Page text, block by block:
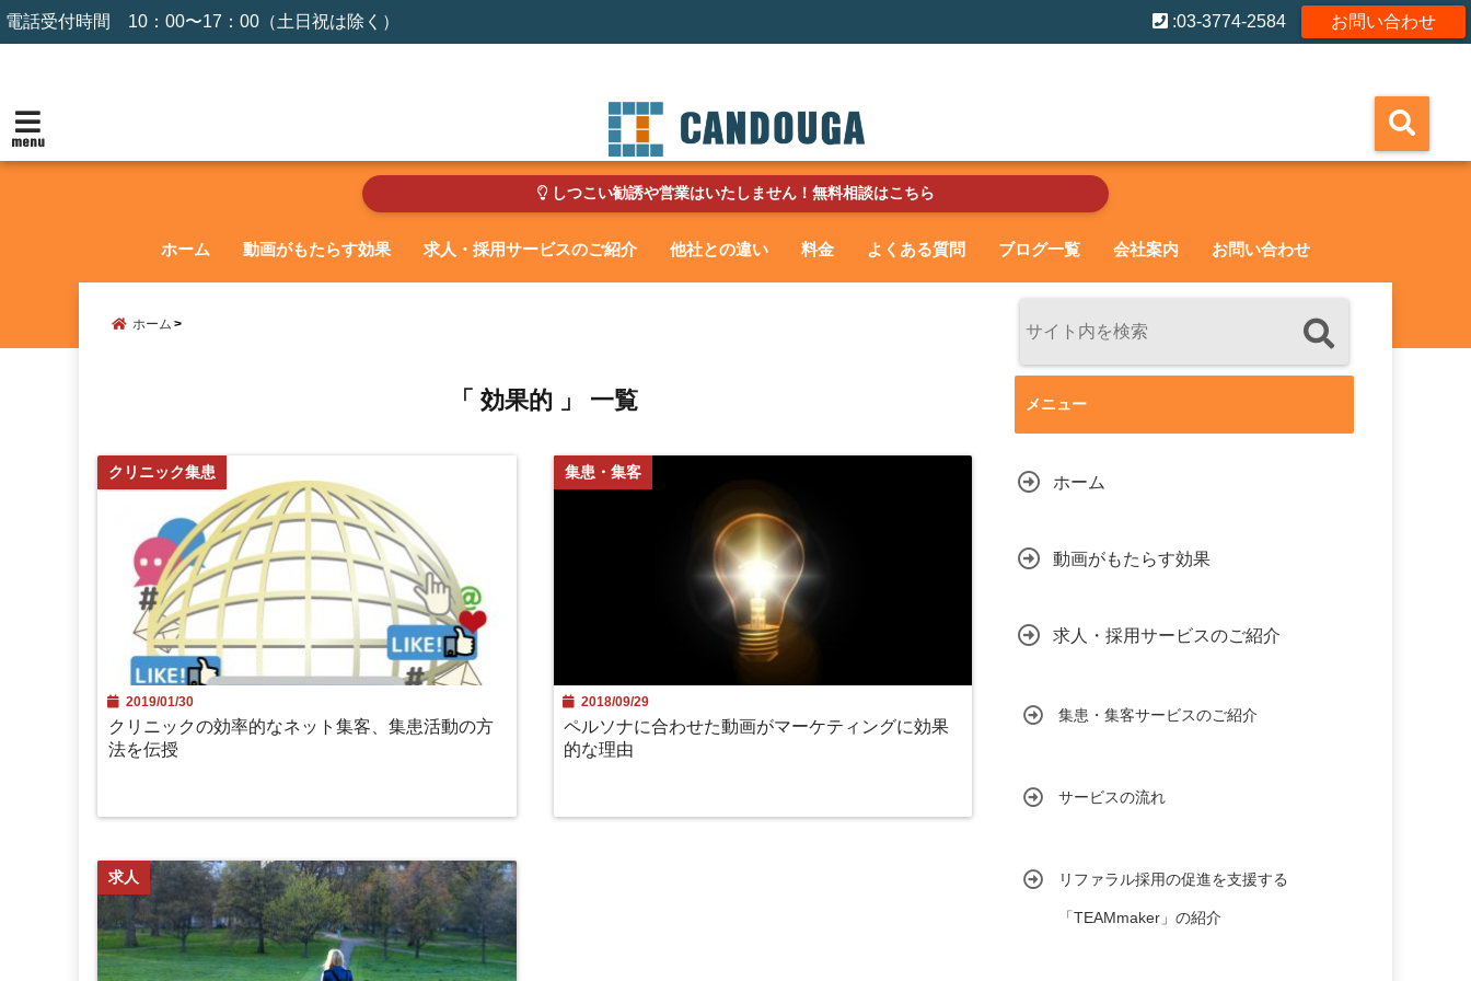
電話受付時間 10：00〜17：00（土日祝は除く） お問い合わせ
:03-3774-2584
menu
しつこい勧誘や営業はいたしません！無料相談はこちら
ホーム 動画がもたらす効果 求人・採用サービスのご紹介 他社との違い 料金 よくある質問 ブログ一覧 会社案内 お問い合わせ
ホーム
「 効果的 」 一覧
クリニック集患
2019/01/30
クリニックの効率的なネット集客、集患活動の方
法を伝授
集患・集客
2018/09/29
ペルソナに合わせた動画がマーケティングに効果
的な理由
求人
メニュー
ホーム
動画がもたらす効果
求人・採用サービスのご紹介
集患・集客サービスのご紹介
サービスの流れ
リファラル採用の促進を支援する
「TEAMmaker」の紹介